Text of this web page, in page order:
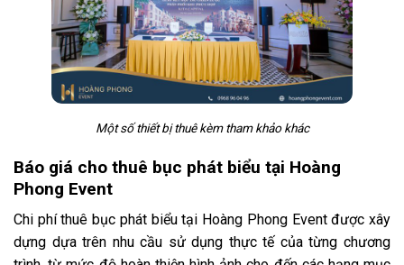
Một số thiết bị thuê kèm tham khảo khác
Báo giá cho thuê bục phát biểu tại Hoàng
Phong Event
Chi phí thuê bục phát biểu tại Hoàng Phong Event được xây
dựng dựa trên nhu cầu sử dụng thực tế của từng chương